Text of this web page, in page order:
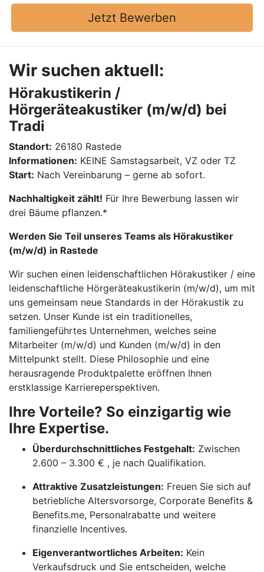
Jetzt Bewerben
Wir suchen aktuell:
Hörakustikerin /
Hörgeräteakustiker (m/w/d) bei
Tradi
Standort: 26180 Rastede
Informationen: KEINE Samstagsarbeit, VZ oder TZ
Start: Nach Vereinbarung – gerne ab sofort.
Nachhaltigkeit zählt! Für Ihre Bewerbung lassen wir
drei Bäume pflanzen.*
Werden Sie Teil unseres Teams als Hörakustiker
(m/w/d) in Rastede
Wir suchen einen leidenschaftlichen Hörakustiker / eine
leidenschaftliche Hörgeräteakustikerin (m/w/d), um mit
uns gemeinsam neue Standards in der Hörakustik zu
setzen. Unser Kunde ist ein traditionelles,
familiengeführtes Unternehmen, welches seine
Mitarbeiter (m/w/d) und Kunden (m/w/d) in den
Mittelpunkt stellt. Diese Philosophie und eine
herausragende Produktpalette eröffnen Ihnen
erstklassige Karriereperspektiven.
Ihre Vorteile? So einzigartig wie
Ihre Expertise.
Überdurchschnittliches Festgehalt: Zwischen
2.600 – 3.300 € , je nach Qualifikation.
Attraktive Zusatzleistungen: Freuen Sie sich auf
betriebliche Altersvorsorge, Corporate Benefits &
Benefits.me, Personalrabatte und weitere
finanzielle Incentives.
Eigenverantwortliches Arbeiten: Kein
Verkaufsdruck und Sie entscheiden, welche